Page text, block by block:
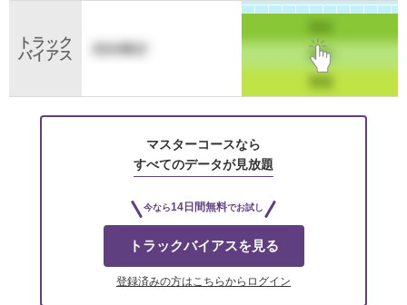
トラック
バイアス
マスターコースなら
すべてのデータが見放題
今なら14日間無料でお試し
トラックバイアスを見る
登録済みの方はこちらからログイン